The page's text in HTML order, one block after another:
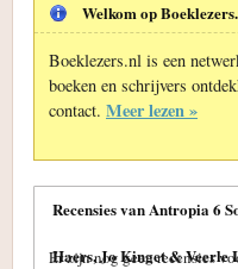
Welkom op
Boeklezers.nl is een
boeken en schrijvers
contact. Meer lezen »
Recensies van Antropia 6
Haers, Jo Kinget & Veerle
Er zijn nog geen recensies